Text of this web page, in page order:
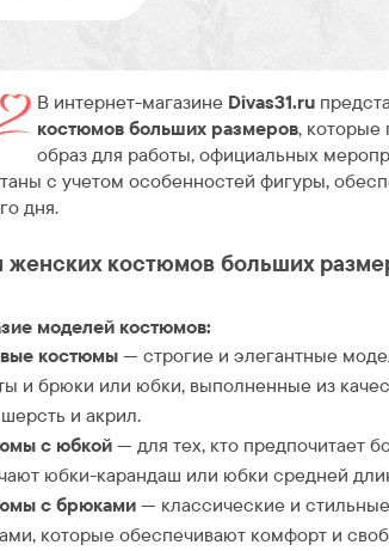
В интернет-магазине Divas31.ru
костюмов больших размеров, которые
образ для работы, официальных
с учетом особенностей фигуры,
дня.
костюмов больших
моделей костюмов:
костюмы— строгие и элегантные
и брюки или юбки, выполненные из
и акрил.
с юбкой— для тех, кто предпочитает
юбки-карандаш или юбки средней
с брюками— классические и
которые обеспечивают комфорт и